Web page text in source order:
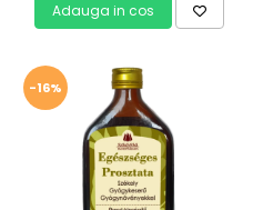
Adauga in cos
-16%